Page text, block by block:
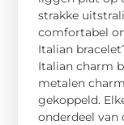
strakke
comfortabel
Italian
Italian charm
metalen
gekoppeld.
onderdeel van